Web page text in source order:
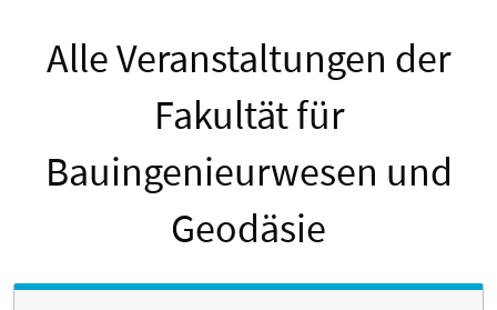
Alle Veranstaltungen der
Fakultät für
Bauingenieurwesen und
Geodäsie